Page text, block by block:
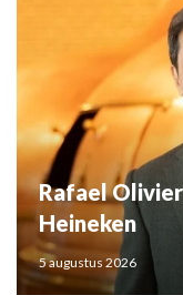
Rafael
Heineken
5 augustus 2026